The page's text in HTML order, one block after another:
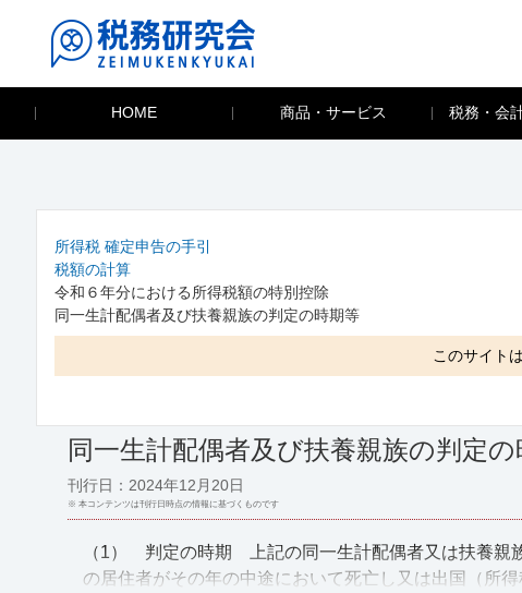
HOME 商品・サービス 税務・会
所得税 確定申告の手引
税額の計算
令和６年分における所得税額の特別控除
同一生計配偶者及び扶養親族の判定の時期等
このサイト
同一生計配偶者及び扶養親族の判定の
刊行日：2024年12月20日
※ 本コンテンツは刊行日時点の情報に基づくものです
（1） 判定の時期 上記の同一生計配偶者又は扶養親
の居住者がその年の中途において死亡し又は出国（所